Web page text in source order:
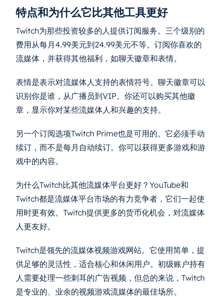
特点和为什么它比其他工具更好
Twitch为那些投资较多的人提供订阅服务。三个级别的
费用从每月4.99美元到24.99美元不等。订阅你喜欢的
流媒体，并获得其他福利，如聊天徽章和表情。
表情是表示对流媒体人支持的表情符号。聊天徽章可以
识别你是谁，从广播员到VIP。你还可以购买其他徽
章，显示你对某些流媒体人和兴趣的支持。
另一个订阅选项Twitch Prime也是可用的。它必须手动
续订，而不是每月自动续订。你可以获得更多游戏和游
戏中的内容。
为什么Twitch比其他流媒体平台更好？YouTube和
Twitch都是流媒体平台市场的有力竞争者，它们一起使
用时更有效。Twitch提供更多的货币化机会，对流媒体
人更友好。
Twitch是领先的流媒体视频游戏网站。它使用简单，提
供足够的灵活性，适合核心和休闲用户。初级账户持有
人需要处理一些刺耳的广告视频，但总的来说，Twitch
是专业的、业余的视频游戏流媒体的最佳场所。